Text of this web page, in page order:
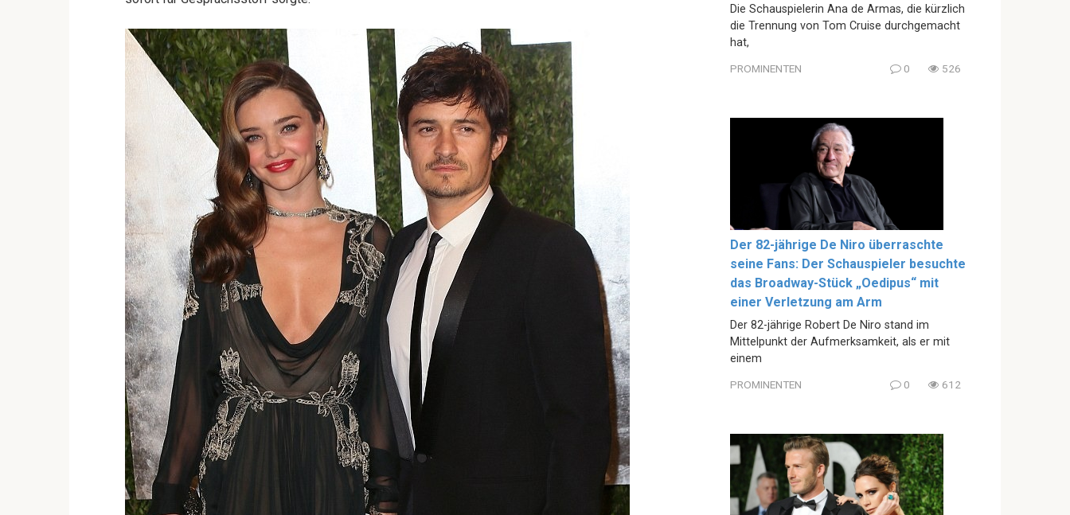
Die Schauspielerin Ana de Armas, die kürzlich
die Trennung von Tom Cruise durchgemacht
hat,
PROMINENTEN 0 526
Der 82-jährige De Niro überraschte
seine Fans: Der Schauspieler besuchte
das Broadway-Stück „Oedipus“ mit
einer Verletzung am Arm
Der 82-jährige Robert De Niro stand im
Mittelpunkt der Aufmerksamkeit, als er mit
einem
PROMINENTEN 0 612